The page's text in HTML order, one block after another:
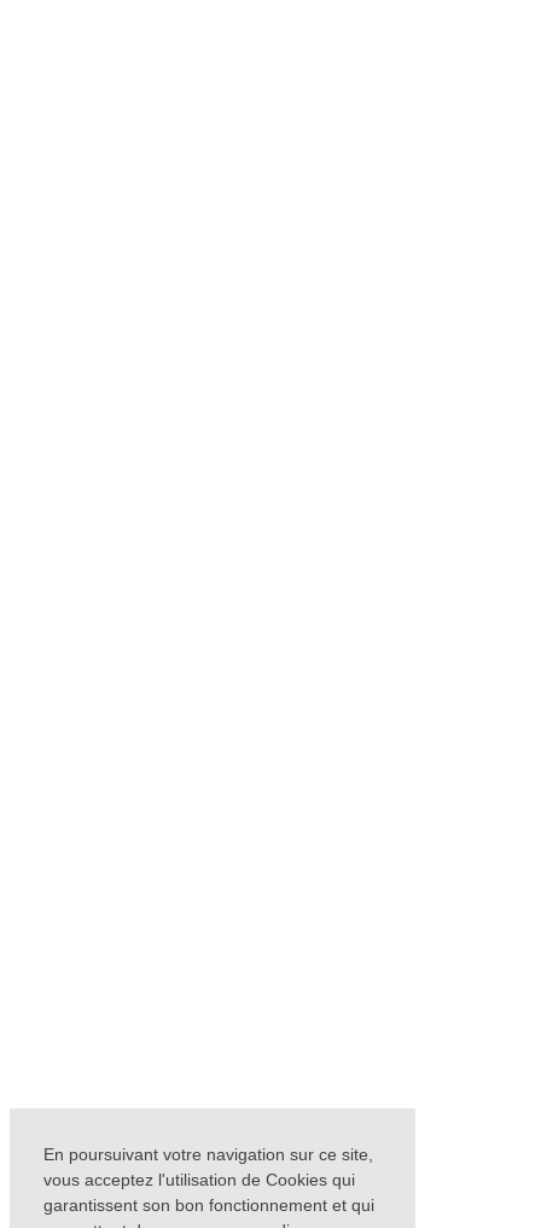
En poursuivant votre navigation sur ce site,
vous acceptez l'utilisation de Cookies qui
garantissent son bon fonctionnement et qui